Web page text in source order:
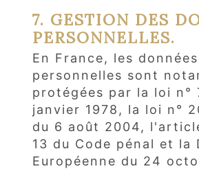
7. GESTION DES
PERSONNELLES.
En France, les données
personnelles sont
protégées par la loi n°
janvier 1978, la loi n°
du 6 août 2004,
13 du Code pénal et la
Européenne du 24